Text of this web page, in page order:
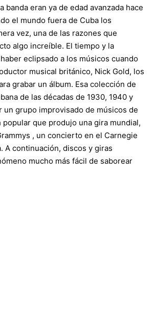
banda eran ya de edad avanzada hace
el mundo fuera de Cuba los
vez, una de las razones que
algo increíble. El tiempo y la
eclipsado a los músicos cuando
musical británico, Nick Gold, los
grabar un álbum. Esa colección de
de las décadas de 1930, 1940 y
un grupo improvisado de músicos de
popular que produjo una gira mundial,
, un concierto en el Carnegie
A continuación, discos y giras
mucho más fácil de saborear